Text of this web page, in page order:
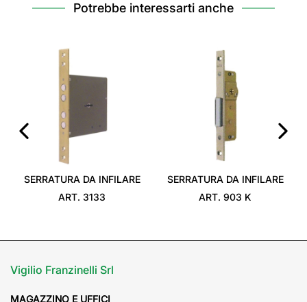
Potrebbe interessarti anche
SERRATURA DA INFILARE
ART. 3133
SERRATURA DA INFILARE
ART. 903 K
Vigilio Franzinelli Srl
MAGAZZINO E UFFICI